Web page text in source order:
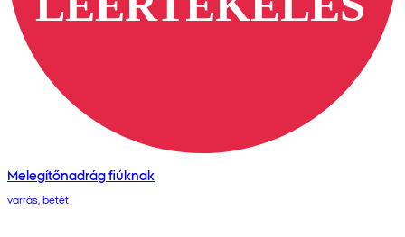
Melegítőnadrág fiúknak
varrás, betét